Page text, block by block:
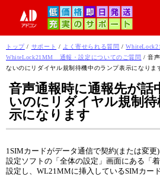
このページの本文へ
現
在
の
置：
トップ/ サポート / よく寄せられる質問 /
WhiteLock21MM 通報・設定についてのご質問 /音
ないのにリダイヤル規制待機中のランプ表示になりま
音声通報時に通報先が話
いのにリダイヤル規制
示になります
1SIMカードがデータ通信で契約(または変更
設定ソフトの「全体の設定」画面にある「
設定し、WL21MMに挿入しているSIMカー